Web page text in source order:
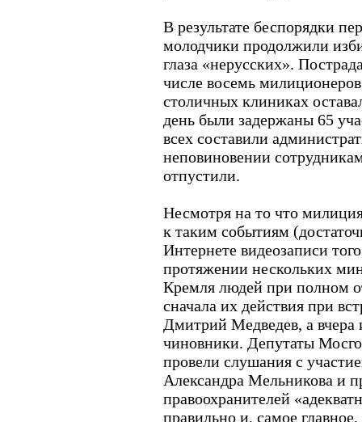
В результате беспорядки
молодчики продолжили
глаза «нерусских».
числе восемь
столичных клиниках
день были задержаны 65
всех составили
неповиновении
отпустили.
Несмотря на то что
к таким событиям
Интернете видеозаписи
протяжении нескольких
Кремля людей при полном
сначала их действия при
Дмитрий Медведев, а вчера
чиновники. Депутаты
провели слушания с
Александра Мельникова и
правоохранителей
правильно и, самое